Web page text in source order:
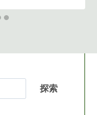
探索